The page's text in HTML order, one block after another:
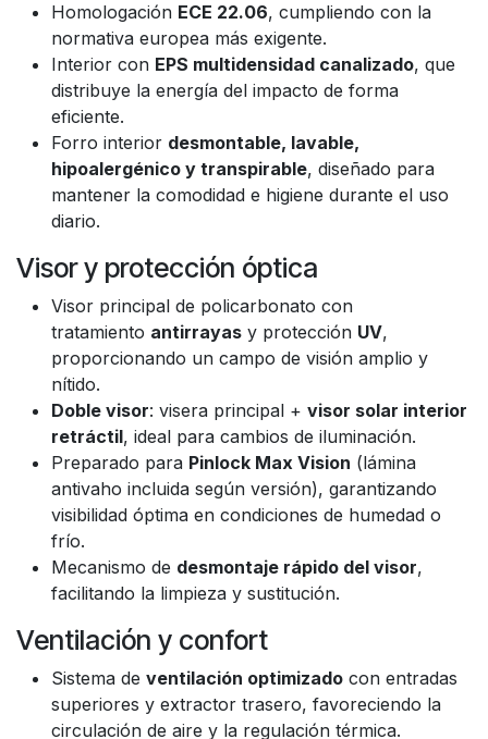
Homologación ECE 22.06, cumpliendo con la
normativa europea más exigente.
Interior con EPS multidensidad canalizado, que
distribuye la energía del impacto de forma
eficiente.
Forro interior desmontable, lavable,
hipoalergénico y transpirable, diseñado para
mantener la comodidad e higiene durante el uso
diario.
Visor y protección óptica
Visor principal de policarbonato con
tratamiento antirrayas y protección UV,
proporcionando un campo de visión amplio y
nítido.
Doble visor: visera principal + visor solar interior
retráctil, ideal para cambios de iluminación.
Preparado para Pinlock Max Vision (lámina
antivaho incluida según versión), garantizando
visibilidad óptima en condiciones de humedad o
frío.
Mecanismo de desmontaje rápido del visor,
facilitando la limpieza y sustitución.
Ventilación y confort
Sistema de ventilación optimizado con entradas
superiores y extractor trasero, favoreciendo la
circulación de aire y la regulación térmica.